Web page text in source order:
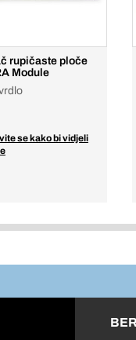
rupičaste ploče
Module
se kako bi vidjeli